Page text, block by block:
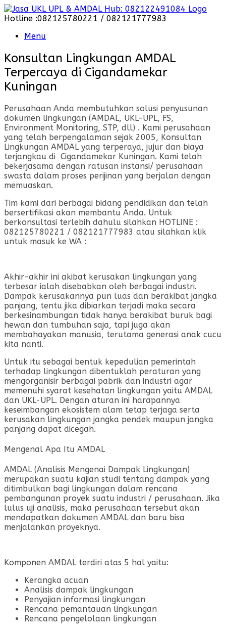
Skip
to
Hotline :082125780221 / 082121777983
Menu
Konsultan Lingkungan AMDAL
Terpercaya di Cigandamekar
Kuningan
Perusahaan Anda membutuhkan solusi penyusunan
dokumen lingkungan (AMDAL, UKL-UPL, FS,
Environment Monitoring, STP, dll) . Kami perusahaan
yang telah berpengalaman sejak 2005, Konsultan
Lingkungan AMDAL yang terperaya, jujur dan biaya
terjangkau di Cigandamekar Kuningan. Kami telah
bekerjasama dengan ratusan instansi/ perusahaan
swasta dalam proses perijinan yang berjalan dengan
memuaskan.
Tim kami dari berbagai bidang pendidikan dan telah
bersertifikasi akan membantu Anda. Untuk
berkonsultasi terlebih dahulu silahkan HOTLINE :
082125780221 / 082121777983 atau silahkan klik
untuk masuk ke WA :
Akhir-akhir ini akibat kerusakan lingkungan yang
terbesar ialah disebabkan oleh berbagai industri.
Dampak kerusakannya pun luas dan berakibat jangka
panjang, tentu jika dibiarkan terjadi maka secara
berkesinambungan tidak hanya berakibat buruk bagi
hewan dan tumbuhan saja, tapi juga akan
membahayakan manusia, terutama generasi anak cucu
kita nanti.
Untuk itu sebagai bentuk kepedulian pemerintah
terhadap lingkungan dibentuklah peraturan yang
mengorganisir berbagai pabrik dan industri agar
memenuhi syarat kesehatan lingkungan yaitu AMDAL
dan UKL-UPL. Dengan aturan ini harapannya
keseimbangan ekosistem alam tetap terjaga serta
kerusakan lingkungan jangka pendek maupun jangka
panjang dapat dicegah.
Mengenal Apa Itu AMDAL
AMDAL (Analisis Mengenai Dampak Lingkungan)
merupakan suatu kajian studi tentang dampak yang
ditimbulkan bagi lingkungan dalam rencana
pembangunan proyek suatu industri / perusahaan. Jika
lulus uji analisis, maka perusahaan tersebut akan
mendapatkan dokumen AMDAL dan baru bisa
menjalankan proyeknya.
Komponen AMDAL terdiri atas 5 hal yaitu:
Kerangka acuan
Analisis dampak lingkungan
Penyajian informasi lingkungan
Rencana pemantauan lingkungan
Rencana pengelolaan lingkungan